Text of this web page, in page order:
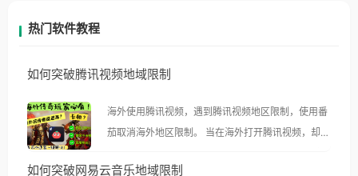
热门软件教程
如何突破腾讯视频地域限制
海外使用腾讯视频，遇到腾讯视频地区限制，使用番
茄取消海外地区限制。 当在海外打开腾讯视频，却突
如何突破网易云音乐地域限制